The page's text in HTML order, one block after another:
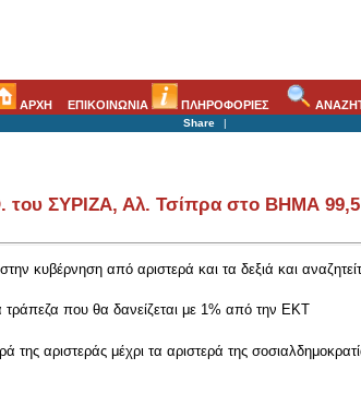
ΑΡΧΗ ΕΠΙΚΟΙΝΩΝΙΑ ΠΛΗΡΟΦΟΡΙΕΣ
Share |
του ΣΥΡΙΖΑ, Αλ. Τσίπρα στο ΒΗΜΑ
κυβέρνηση από αριστερά και τα δεξιά και
που θα δανείζεται με 1% από την ΕΚΤ
αριστεράς μέχρι τα αριστερά της